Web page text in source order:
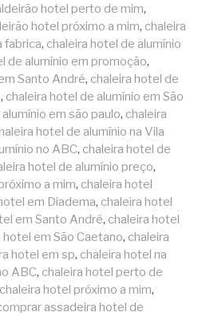
hotel perto de mim,
hotel próximo a mim, chaleira
fabrica, chaleira hotel de alumínio
de alumínio em promoção,
Santo André, chaleira hotel de
, chaleira hotel de alumínio em São
em são paulo, chaleira
hotel de alumínio na Vila
no ABC, chaleira hotel de
hotel de alumínio preço,
a mim, chaleira hotel
em Diadema, chaleira hotel
em Santo André, chaleira hotel
hotel em São Caetano, chaleira
hotel em sp, chaleira hotel na
ABC, chaleira hotel perto de
chaleira hotel próximo a mim,
assadeira hotel de